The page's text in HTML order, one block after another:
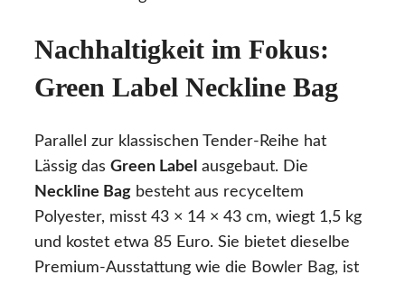
Nachhaltigkeit im Fokus:
Green Label Neckline Bag
Parallel zur klassischen Tender-Reihe hat
Lässig das Green Label ausgebaut. Die
Neckline Bag besteht aus recyceltem
Polyester, misst 43 × 14 × 43 cm, wiegt 1,5 kg
und kostet etwa 85 Euro. Sie bietet dieselbe
Premium-Ausstattung wie die Bowler Bag, ist